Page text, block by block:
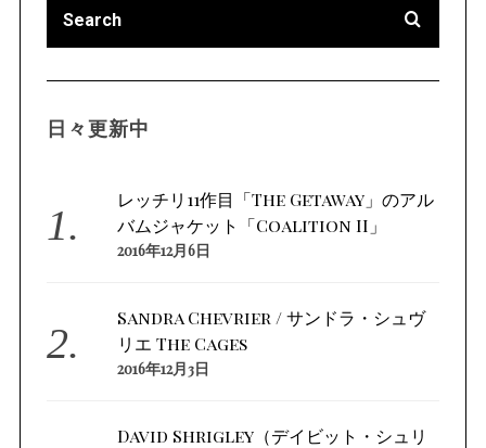
日々更新中
レッチリ11作目「The Getaway」のアル
バムジャケット「Coalition II」
2016年12月6日
Sandra Chevrier / サンドラ・シュヴ
リエ The Cages
2016年12月3日
David Shrigley（デイビット・シュリ